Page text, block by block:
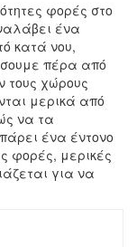
φορές στο
ένα
κατά νου,
πέρα ​​από
τους χώρους
μερικά από
να τα
ένα έντονο
φορές, μερικές
για να